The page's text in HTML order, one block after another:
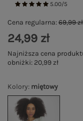
5.00/5
Kolory: miętowy
Cena regularna:69,99 zł
24,99 zł
Najniższa cena
obniżki: 20,99 zł